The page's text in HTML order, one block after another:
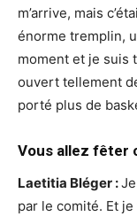
m’arrive, mais
énorme tremplin,
moment et je suis
ouvert tellement
porté plus de
Vous allez fêter
Laetitia Bléger :
par le comité. Et